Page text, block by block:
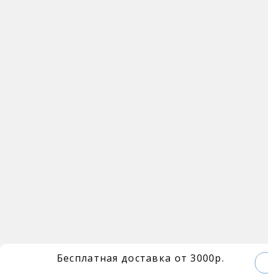
Бесплатная доставка от 3000р.